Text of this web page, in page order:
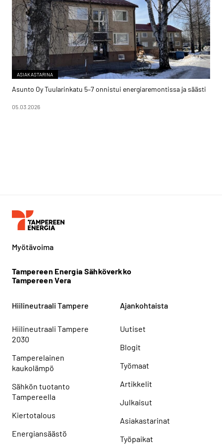
ASIAKASTARINA
Asunto Oy Tuularinkatu 5–7 onnistui energiaremontissa ja säästi
05.03.2026
Myötävoima
Tampereen Energia Sähköverkko
Tampereen Vera
Hiilineutraali Tampere
Hiilineutraali Tampere
2030
Tamperelainen
kaukolämpö
Sähkön tuotanto
Tampereella
Kiertotalous
Energiansäästö
Ajankohtaista
Uutiset
Blogit
Työmaat
Artikkelit
Julkaisut
Asiakastarinat
Työpaikat